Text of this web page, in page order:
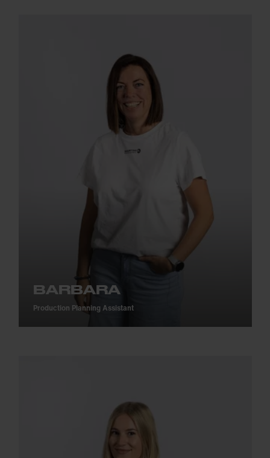
BARBARA
Production Planning Assistant